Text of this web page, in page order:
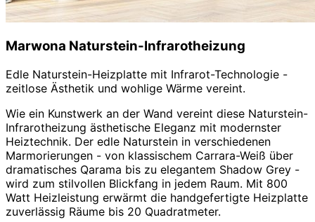
Marwona Naturstein-Infrarotheizung
Edle Naturstein-Heizplatte mit Infrarot-Technologie -
zeitlose Ästhetik und wohlige Wärme vereint.
Wie ein Kunstwerk an der Wand vereint diese Naturstein-
Infrarotheizung ästhetische Eleganz mit modernster
Heiztechnik. Der edle Naturstein in verschiedenen
Marmorierungen - von klassischem Carrara-Weiß über
dramatisches Qarama bis zu elegantem Shadow Grey -
wird zum stilvollen Blickfang in jedem Raum. Mit 800
Watt Heizleistung erwärmt die handgefertigte Heizplatte
zuverlässig Räume bis 20 Quadratmeter.